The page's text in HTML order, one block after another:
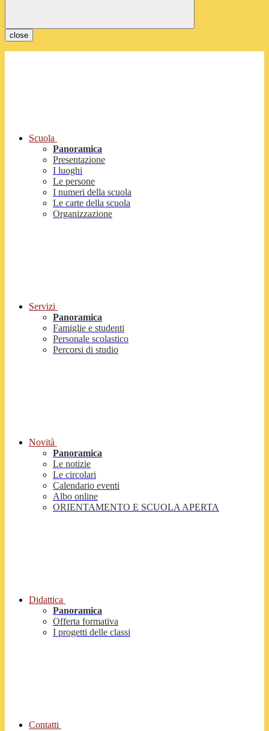
close
Scuola
Panoramica
Presentazione
I luoghi
Le persone
I numeri della scuola
Le carte della scuola
Organizzazione
Servizi
Panoramica
Famiglie e studenti
Personale scolastico
Percorsi di studio
Novità
Panoramica
Le notizie
Le circolari
Calendario eventi
Albo online
ORIENTAMENTO E SCUOLA APERTA
Didattica
Panoramica
Offerta formativa
I progetti delle classi
Contatti